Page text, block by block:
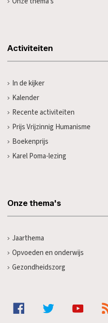
Activiteiten
In de kijker
Kalender
Recente activiteiten
Prijs Vrijzinnig Humanisme
Boekenprijs
Karel Poma-lezing
Onze thema's
Jaarthema
Opvoeden en onderwijs
Gezondheidszorg